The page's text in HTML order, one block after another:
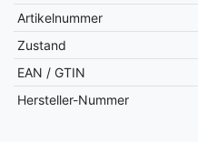
Artikelnummer
Zustand
EAN / GTIN
Hersteller-Nummer